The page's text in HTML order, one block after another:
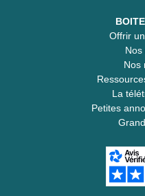
Offrir
Nos
Nos
La
Petites